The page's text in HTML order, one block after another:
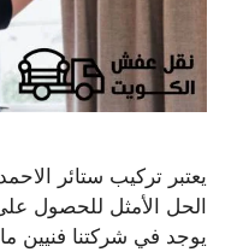
يعتبر تركيب ستائر
الحل الأمثل للحصول
يوجد في شركتنا فنيين